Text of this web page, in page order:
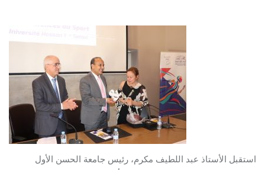
استقبل الأستاذ عبد اللطيف مكرم، رئيس جامعة الحسن الأول